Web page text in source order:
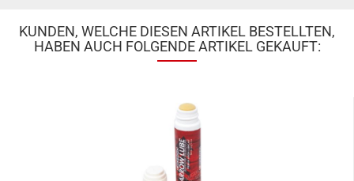
KUNDEN, WELCHE DIESEN ARTIKEL BESTELLTEN,
HABEN AUCH FOLGENDE ARTIKEL GEKAUFT: